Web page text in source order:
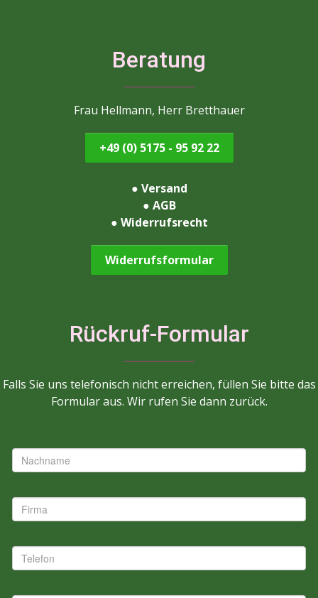
Beratung
Frau Hellmann, Herr Bretthauer
+49 (0) 5175 - 95 92 22
● Versand
● AGB
● Widerrufsrecht
Widerrufsformular
Rückruf-Formular
Falls Sie uns telefonisch nicht erreichen, füllen Sie bitte das
Formular aus. Wir rufen Sie dann zurück.